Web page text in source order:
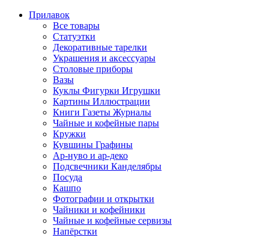
Прилавок
Все товары
Статуэтки
Декоративные тарелки
Украшения и аксессуары
Столовые приборы
Вазы
Куклы Фигурки Игрушки
Картины Иллюстрации
Книги Газеты Журналы
Чайные и кофейные пары
Кружки
Кувшины Графины
Ар-нуво и ар-деко
Подсвечники Канделябры
Посуда
Кашпо
Фотографии и открытки
Чайники и кофейники
Чайные и кофейные сервизы
Напёрстки